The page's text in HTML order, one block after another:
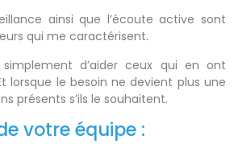
ainsi que l’écoute active sont
qui me caractérisent.
d’aider ceux qui en ont
lorsque le besoin ne devient plus une
présents s’ils le souhaitent.
votre équipe :